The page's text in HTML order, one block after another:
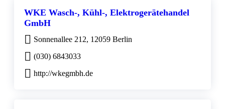
WKE Wasch-, Kühl-, Elektrogerätehandel
GmbH
Sonnenallee 212, 12059 Berlin
(030) 6843033
http://wkegmbh.de